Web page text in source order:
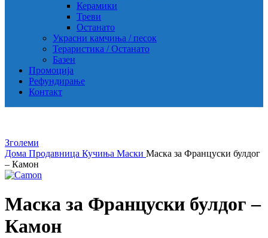
Керамики
Треви
Останато
Украсни камчиња / песок
Тераристика / Останато
Базен
Промоција
Рефундирање
Контакт
Зголеми
Дома Продавница Кучиња Маски Маска за Француски булдог
– Камон
Маска за Француски булдог –
Камон